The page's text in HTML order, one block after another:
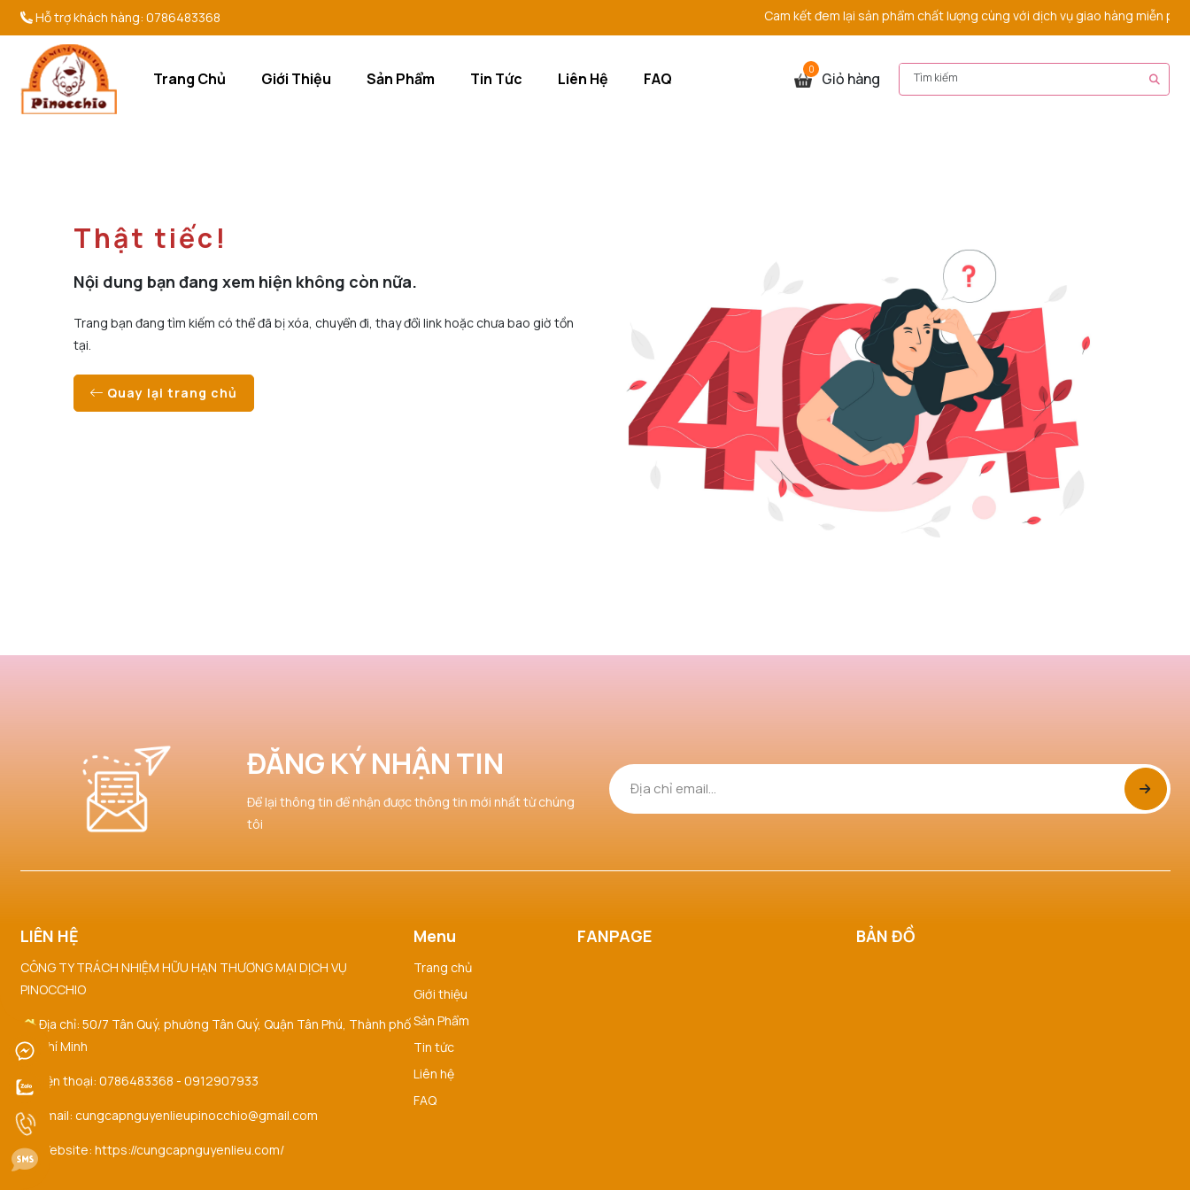
Hỗ trợ khách hàng: 0786483368 Cam kết đem lại sản phẩm chất lượng cùng với dịch vụ giao hàng miễn phí
Trang Chủ Giới Thiệu Sản Phẩm Tin Tức Liên Hệ FAQ 0 Giỏ hàng
Thật tiếc!
Nội dung bạn đang xem hiện không còn nữa.
Trang bạn đang tìm kiếm có thể đã bị xóa, chuyển đi, thay đổi link hoặc chưa bao giờ tồn
tại.
Quay lại trang chủ
ĐĂNG KÝ NHẬN TIN
Để lại thông tin để nhận được thông tin mới nhất từ chúng
tôi
LIÊN HỆ
CÔNG TY TRÁCH NHIỆM HỮU HẠN THƯƠNG MẠI DỊCH VỤ
PINOCCHIO
Địa chỉ: 50/7 Tân Quý, phường Tân Quý, Quận Tân Phú, Thành phố
Hồ Chí Minh
Điện thoại: 0786483368 - 0912907933
Email: cungcapnguyenlieupinocchio@gmail.com
Website: https://cungcapnguyenlieu.com/
Menu
Trang chủ
Giới thiệu
Sản Phẩm
Tin tức
Liên hệ
FAQ
FANPAGE BẢN ĐỒ